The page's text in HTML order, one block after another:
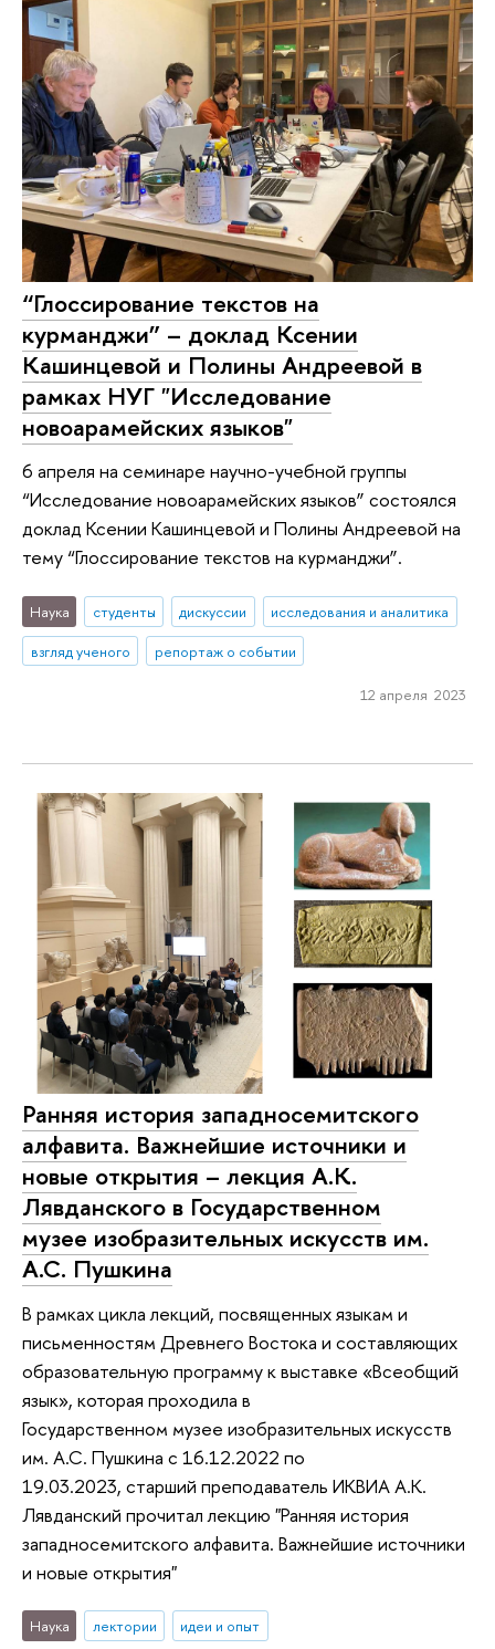
“Глоссирование текстов на
курманджи” – доклад Ксении
Кашинцевой и Полины Андреевой в
рамках НУГ "Исследование
новоарамейских языков"
6 апреля на семинаре научно-учебной группы
“Исследование новоарамейских языков” состоялся
доклад Ксении Кашинцевой и Полины Андреевой на
тему “Глоссирование текстов на курманджи”.
Наука студенты дискуссии
исследования и аналитика
взгляд ученого
репортаж о событии
12 апреля 2023
Ранняя история западносемитского
алфавита. Важнейшие источники и
новые открытия – лекция А.К.
Лявданского в Государственном
музее изобразительных искусств им.
А.С. Пушкина
В рамках цикла лекций, посвященных языкам и
письменностям Древнего Востока и составляющих
образовательную программу к выставке «Всеобщий
язык», которая проходила в
Государственном музее изобразительных искусств
им. А.С. Пушкина с 16.12.2022 по
19.03.2023, старший преподаватель ИКВИА А.К.
Лявданский прочитал лекцию "Ранняя история
западносемитского алфавита. Важнейшие источники
и новые открытия"
Наука лектории
идеи и опыт